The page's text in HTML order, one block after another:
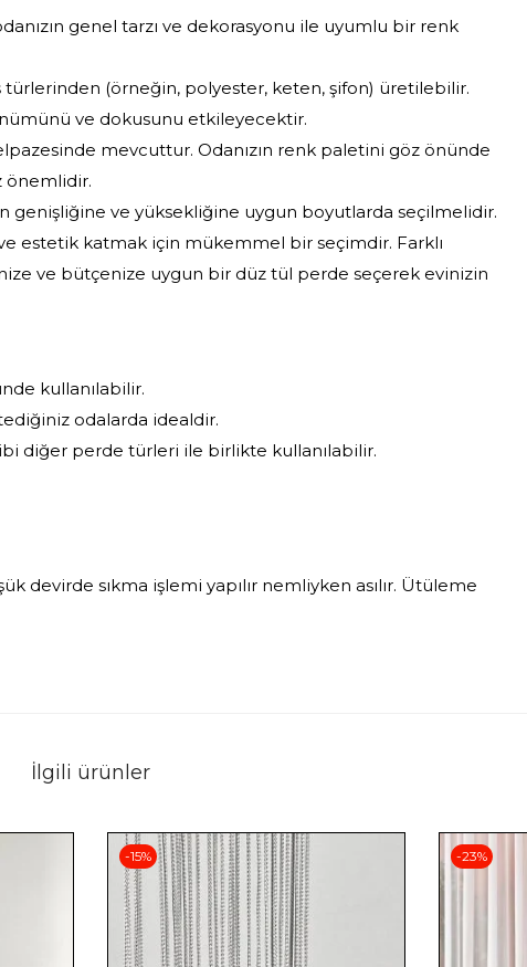
genel tarzı ve dekorasyonu ile uyumlu bir renk
(örneğin, polyester, keten, şifon) üretilebilir.
ve dokusunu etkileyecektir.
mevcuttur. Odanızın renk paletini göz önünde
önemlidir.
genişliğine ve yüksekliğine uygun boyutlarda seçilmelidir.
estetik katmak için mükemmel bir seçimdir. Farklı
ve bütçenize uygun bir düz tül perde seçerek evinizin
kullanılabilir.
odalarda idealdir.
diğer perde türleri ile birlikte kullanılabilir.
devirde sıkma işlemi yapılır nemliyken asılır. Ütüleme
İlgili ürünler
-15% -23%